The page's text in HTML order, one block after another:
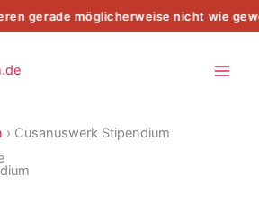
gerade möglicherweise nicht wie
› Cusanuswerk Stipendium